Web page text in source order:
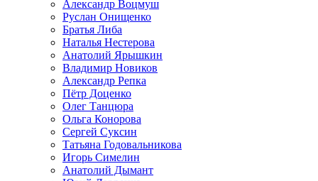
Александр Воцмуш
Руслан Онищенко
Братья Либа
Наталья Нестерова
Анатолий Ярышкин
Владимир Новиков
Александр Репка
Пётр Доценко
Олег Танцюра
Ольга Конорова
Сергей Суксин
Татьяна Годовальникова
Игорь Симелин
Анатолий Дымант